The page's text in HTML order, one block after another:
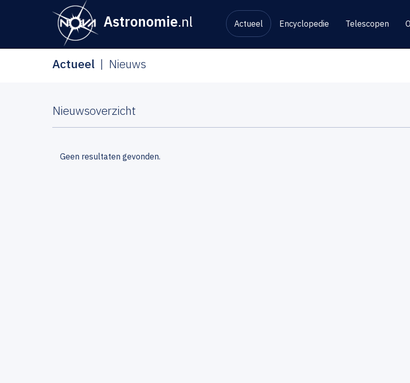
Astronomie.nl Actueel Encyclopedie Telescopen
Actueel Nieuws
Nieuwsoverzicht
Geen resultaten gevonden.